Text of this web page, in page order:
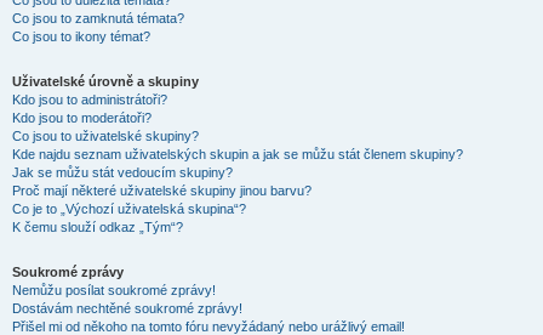
Co jsou to zamknutá témata?
Co jsou to ikony témat?
Uživatelské úrovně a skupiny
Kdo jsou to administrátoři?
Kdo jsou to moderátoři?
Co jsou to uživatelské skupiny?
Kde najdu seznam uživatelských skupin a jak se můžu stát členem skupiny?
Jak se můžu stát vedoucím skupiny?
Proč mají některé uživatelské skupiny jinou barvu?
Co je to „Výchozí uživatelská skupina“?
K čemu slouží odkaz „Tým“?
Soukromé zprávy
Nemůžu posílat soukromé zprávy!
Dostávám nechtěné soukromé zprávy!
Přišel mi od někoho na tomto fóru nevyžádaný nebo urážlivý email!